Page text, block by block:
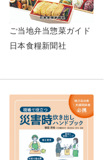
ご当地弁当惣菜ガイド
日本食糧新聞社